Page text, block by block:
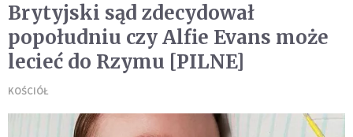
Brytyjski sąd zdecydował
popołudniu czy Alfie Evans może
lecieć do Rzymu [PILNE]
KOŚCIÓŁ